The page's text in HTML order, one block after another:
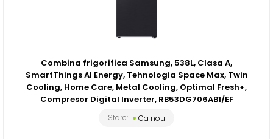
Combina frigorifica Samsung, 538L, Clasa A,
SmartThings AI Energy, Tehnologia Space Max, Twin
Cooling, Home Care, Metal Cooling, Optimal Fresh+,
Compresor Digital Inverter, RB53DG706AB1/EF
Stare: Ca nou